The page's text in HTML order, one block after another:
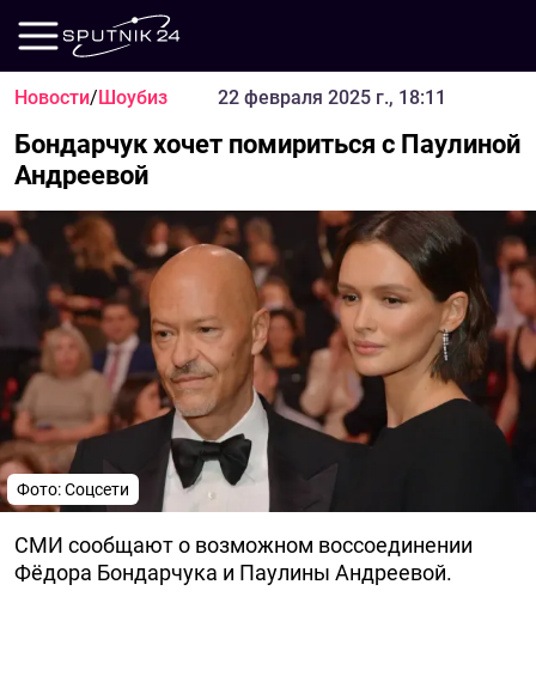
Новости/Шоубиз 22 февраля 2025 г., 18:11
Бондарчук хочет помириться с Паулиной
Андреевой
Фото: Соцсети
СМИ сообщают о возможном воссоединении
Фёдора Бондарчука и Паулины Андреевой.